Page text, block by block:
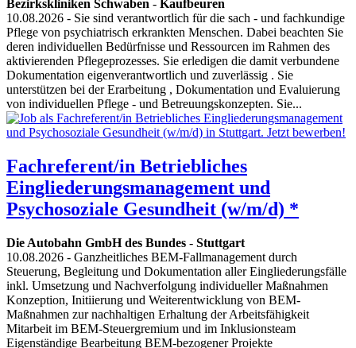
Bezirkskliniken Schwaben - Kaufbeuren
10.08.2026 - Sie sind verantwortlich für die sach - und fachkundige
Pflege von psychiatrisch erkrankten Menschen. Dabei beachten Sie
deren individuellen Bedürfnisse und Ressourcen im Rahmen des
aktivierenden Pflegeprozesses. Sie erledigen die damit verbundene
Dokumentation eigenverantwortlich und zuverlässig . Sie
unterstützen bei der Erarbeitung , Dokumentation und Evaluierung
von individuellen Pflege - und Betreuungskonzepten. Sie...
Fachreferent/in Betriebliches
Eingliederungsmanagement und
Psychosoziale Gesundheit (w/m/d) *
Die Autobahn GmbH des Bundes - Stuttgart
10.08.2026 - Ganzheitliches BEM-Fallmanagement durch
Steuerung, Begleitung und Dokumentation aller Eingliederungsfälle
inkl. Umsetzung und Nachverfolgung individueller Maßnahmen
Konzeption, Initiierung und Weiterentwicklung von BEM-
Maßnahmen zur nachhaltigen Erhaltung der Arbeitsfähigkeit
Mitarbeit im BEM-Steuergremium und im Inklusionsteam
Eigenständige Bearbeitung BEM-bezogener Projekte